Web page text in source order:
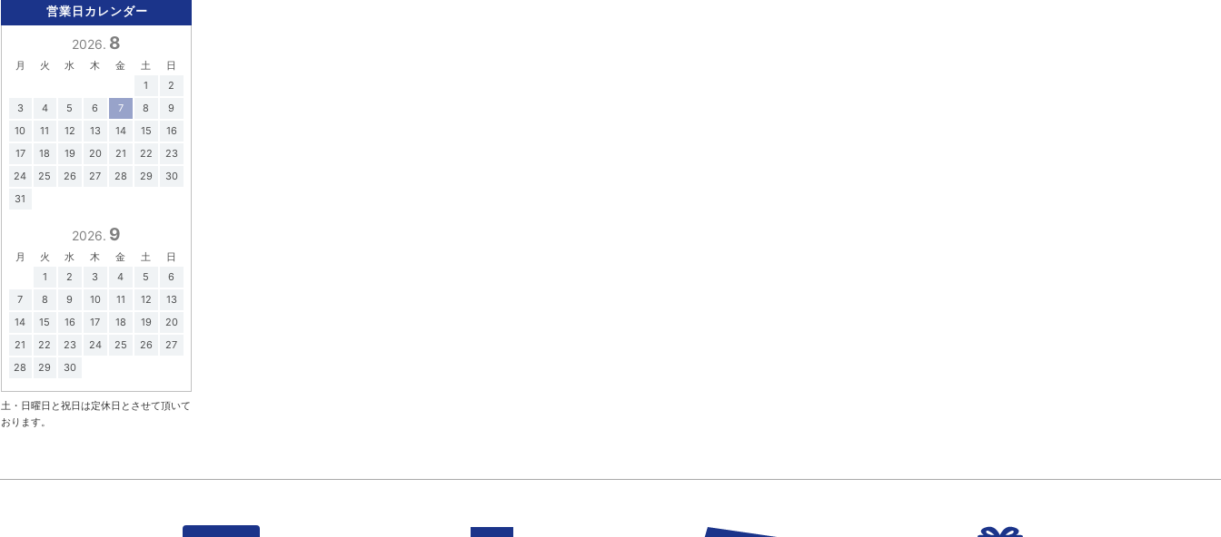
営業日カレンダー
2026. 8
月 火 水 木 金 土
日
1
2
3
4 5 6 7 8
9
10
11 12 13 14 15
16
17
18 19 20 21 22
23
24
25 26 27 28 29
30
31
2026. 9
月 火 水 木 金 土
日
1
2 3 4 5
6
7
8 9 10 11 12
13
14
15 16 17 18 19
20
21
22 23 24 25 26
27
28
29 30
土・日曜日と祝日は定休日とさせて頂いて
おります。